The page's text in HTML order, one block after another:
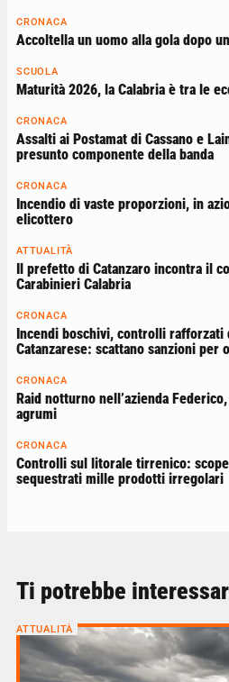
CRONACA
Accoltella un uomo alla gola dopo
SCUOLA
Maturità 2026, la Calabria è tra le
CRONACA
Assalti ai Postamat di Cassano e
presunto componente della banda
CRONACA
Incendio di vaste proporzioni, in
elicottero
ATTUALITÀ
Il prefetto di Catanzaro incontra il
Carabinieri Calabria
CRONACA
Incendi boschivi, controlli rafforzati
Catanzarese: scattano sanzioni per
CRONACA
Raid notturno nell’azienda
agrumi
CRONACA
Controlli sul litorale tirrenico:
sequestrati mille prodotti irregolari
Ti potrebbe
ATTUALITÀ